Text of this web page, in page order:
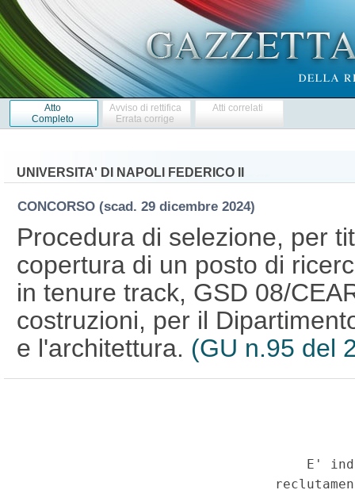
Atto
Completo
Avviso di rettifica
Errata corrige
Atti correlati
UNIVERSITA' DI NAPOLI FEDERICO II
CONCORSO (scad. 29 dicembre 2024)
Procedura di selezione, per
copertura di un posto di
in tenure track, GSD 08/
costruzioni, per il
e l'architettura. (GU n.95 del